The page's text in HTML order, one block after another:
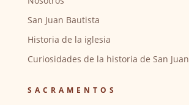
San Juan Bautista
Historia de la iglesia
Curiosidades de la historia de San Juan
SACRAMENTOS